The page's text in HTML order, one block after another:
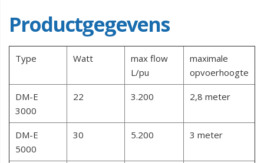
Productgegevens
Type Watt
max flow
L/pu
maximale
opvoerhoogte
DM-E
3000
22 3.200 2,8 meter
DM-E
5000
30 5.200 3 meter